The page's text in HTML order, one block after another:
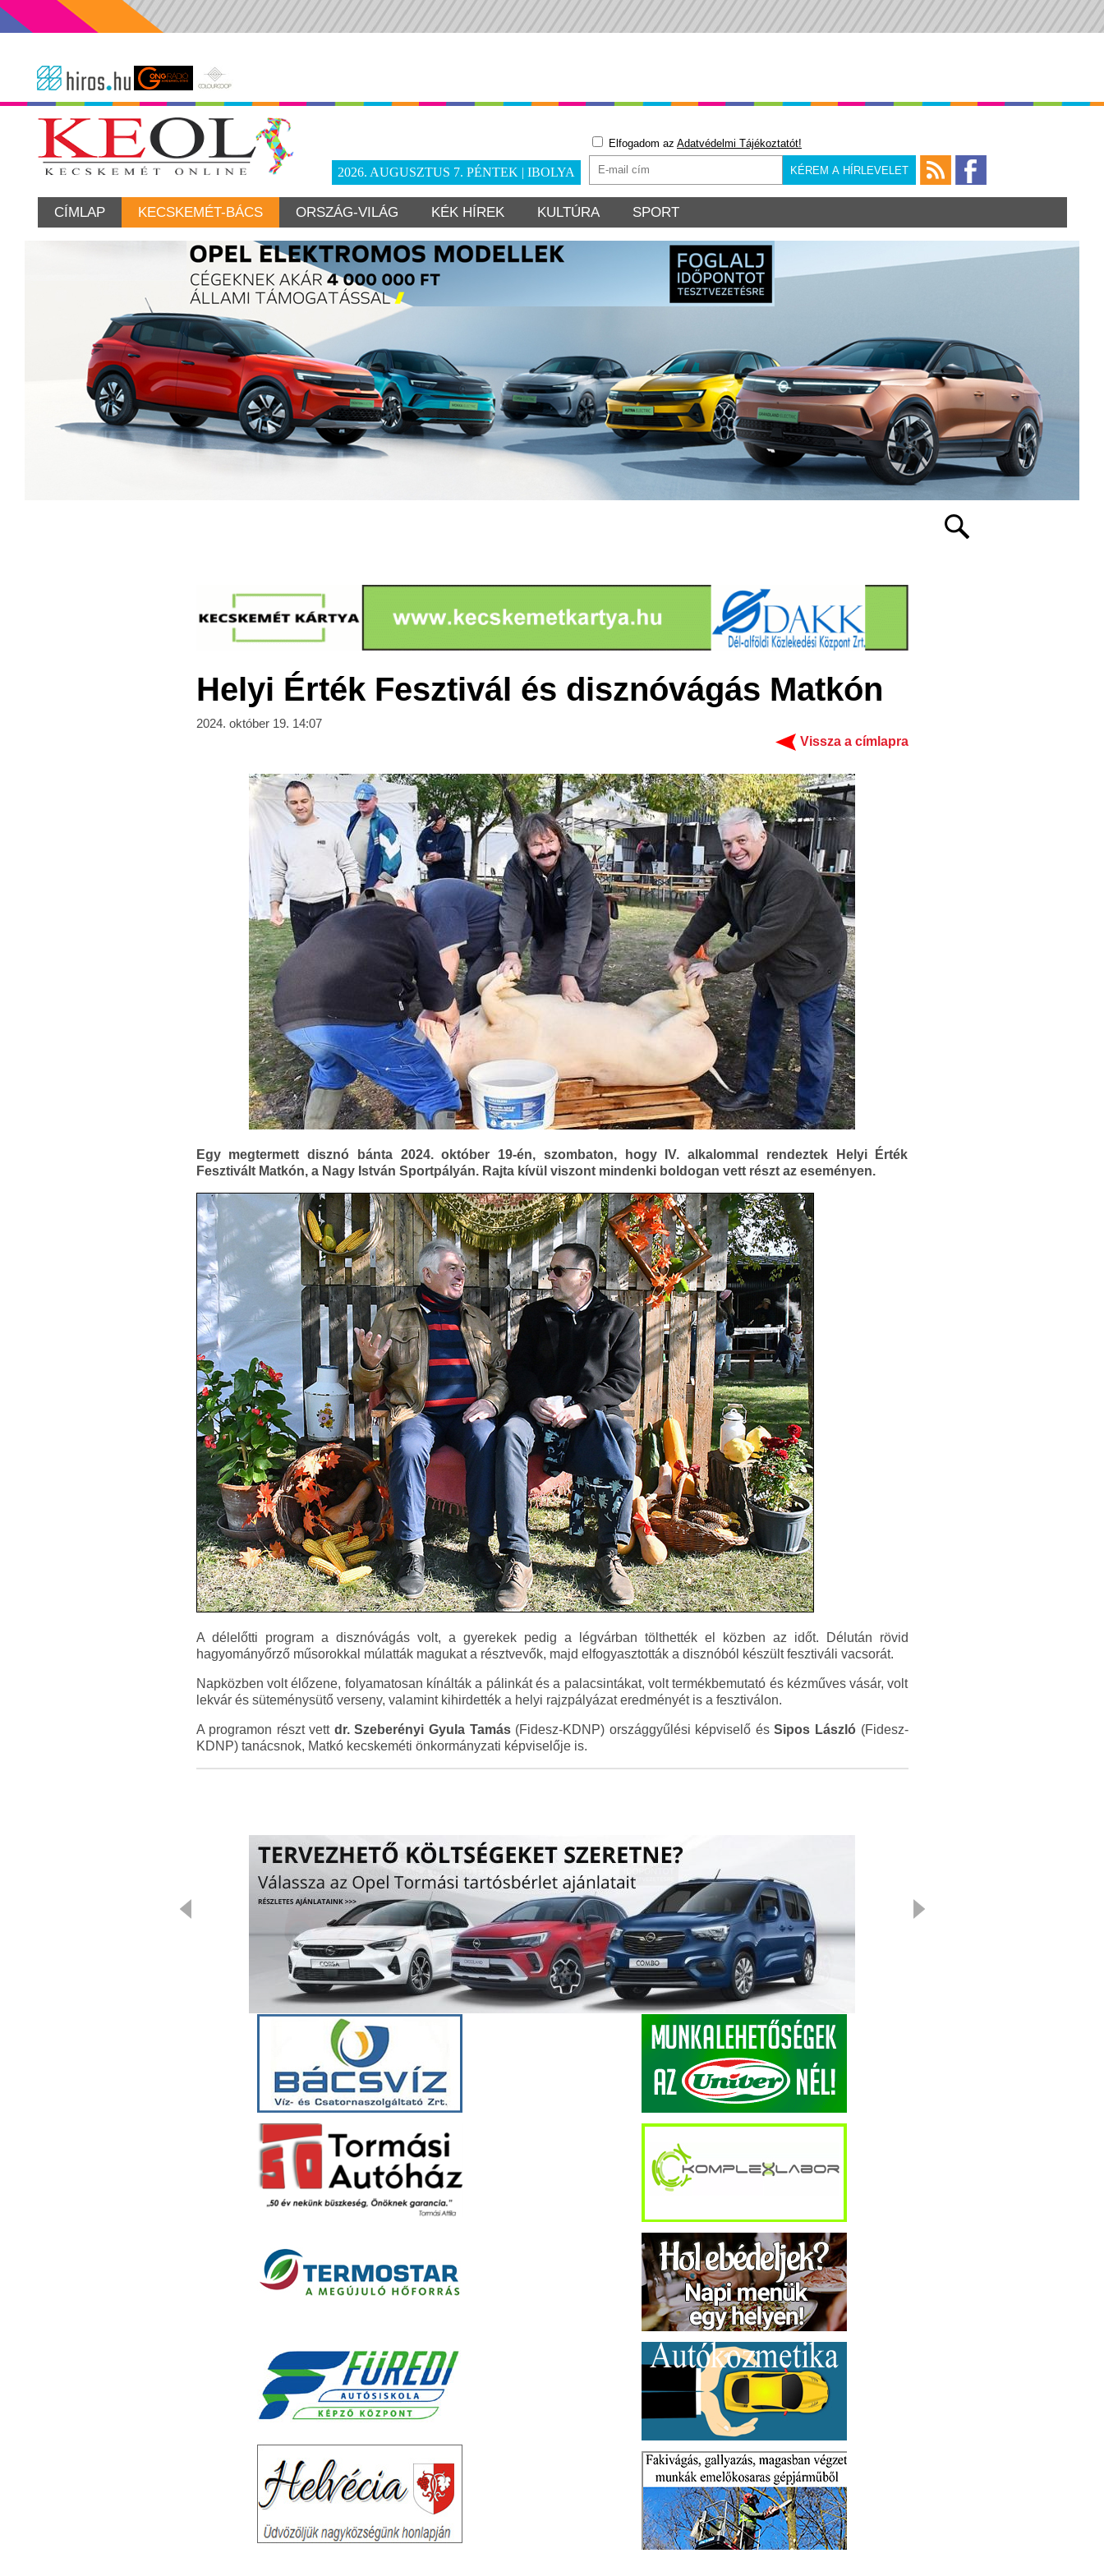
2026. AUGUSZTUS 7. PÉNTEK | IBOLYA
Elfogadom az Adatvédelmi Tájékoztatót!
CÍMLAP KECSKEMÉT-BÁCS ORSZÁG-VILÁG KÉK HÍREK KULTÚRA SPORT
Helyi Érték Fesztivál és disznóvágás Matkón
2024. október 19. 14:07
Vissza a címlapra
Egy megtermett disznó bánta 2024. október 19-én, szombaton, hogy IV. alkalommal rendeztek Helyi Érték
Fesztivált Matkón, a Nagy István Sportpályán. Rajta kívül viszont mindenki boldogan vett részt az eseményen.
A délelőtti program a disznóvágás volt, a gyerekek pedig a légvárban tölthették el közben az időt. Délután rövid
hagyományőrző műsorokkal múlatták magukat a résztvevők, majd elfogyasztották a disznóból készült fesztiváli vacsorát.
Napközben volt élőzene, folyamatosan kínálták a pálinkát és a palacsintákat, volt termékbemutató és kézműves vásár, volt
lekvár és süteménysütő verseny, valamint kihirdették a helyi rajzpályázat eredményét is a fesztiválon.
A programon részt vett dr. Szeberényi Gyula Tamás(Fidesz-KDNP) országgyűlési képviselő ésSipos László(Fidesz-
KDNP) tanácsnok, Matkó kecskeméti önkormányzati képviselője is.